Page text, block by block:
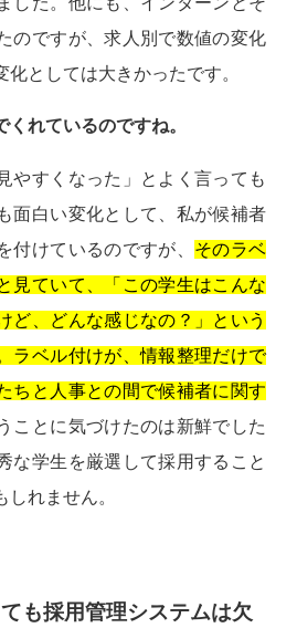
のですが、求人別で数値の変化
化としては大きかったです。
れているのですね。
やすくなった」とよく言っても
面白い変化として、私が候補者
付けているのですが、 そのラベ
見ていて、「この学生はこんな
ど、どんな感じなの？」という
ラベル付けが、情報整理だけで
ちと人事との間で候補者に関す
ことに気づけたのは新鮮でした
な学生を厳選して採用すること
れません。
も採用管理システムは欠